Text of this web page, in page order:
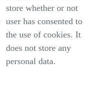
store whether or not
user has consented to
the use of cookies. It
does not store any
personal data.